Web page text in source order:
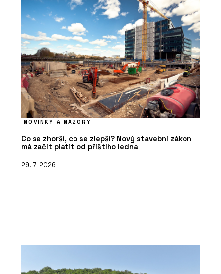
NOVINKY A NÁZORY
Co se zhorší, co se zlepší? Nový stavební zákon
má začít platit od příštího ledna
29. 7. 2026